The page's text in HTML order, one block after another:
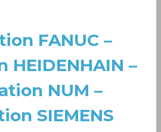
FANUC –
HEIDENHAIN –
NUM –
SIEMENS